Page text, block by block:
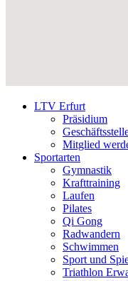
LTV Erfurt
Präsidium
Mitglied
Sportarten
Gymnastik
Krafttraining
Laufen
Pilates
Qi Gong
Radwandern
Schwimmen
Sport und
Triathlon